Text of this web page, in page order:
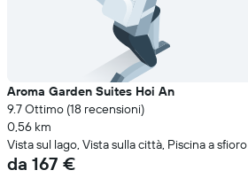
Aroma Garden Suites Hoi An
9.7 Ottimo (18 recensioni)
0,56 km
Vista sul lago, Vista sulla città, Piscina a sfioro
da 167 €